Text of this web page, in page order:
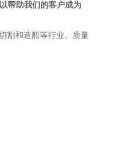
帮助我们的客户成为
割和造船等行业。质量